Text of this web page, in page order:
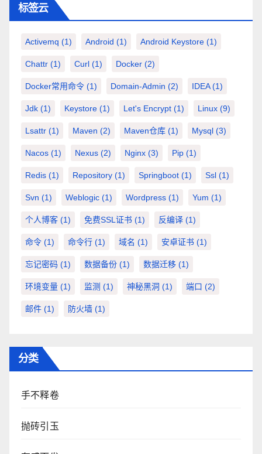
标签云
Activemq (1) Android (1) Android Keystore (1)
Chattr (1) Curl (1) Docker (2)
Docker常用命令 (1) Domain-Admin (2) IDEA(1)
Jdk (1) Keystore (1) Let's Encrypt (1) Linux (9)
Lsattr (1) Maven (2) Maven仓库 (1) Mysql (3)
Nacos (1) Nexus (2) Nginx (3) Pip (1)
Redis (1) Repository (1) Springboot (1) Ssl (1)
Svn (1) Weblogic (1) Wordpress (1) Yum (1)
个人博客 (1) 免费SSL证书 (1) 反编译 (1)
命令 (1) 命令行 (1) 域名 (1) 安卓证书 (1)
忘记密码 (1) 数据备份 (1) 数据迁移 (1)
环境变量 (1) 监测 (1) 神秘黑洞 (1) 端口 (2)
邮件 (1) 防火墙 (1)
分类
手不释卷
抛砖引玉